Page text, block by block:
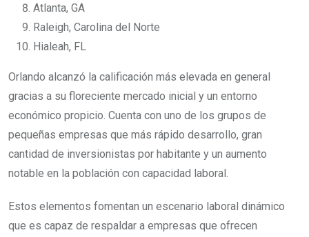
Atlanta, GA
Raleigh, Carolina del Norte
Hialeah, FL
Orlando alcanzó la calificación más elevada en general
gracias a su floreciente mercado inicial y un entorno
económico propicio. Cuenta con uno de los grupos de
pequeñas empresas que más rápido desarrollo, gran
cantidad de inversionistas por habitante y un aumento
notable en la población con capacidad laboral.
Estos elementos fomentan un escenario laboral dinámico
que es capaz de respaldar a empresas que ofrecen